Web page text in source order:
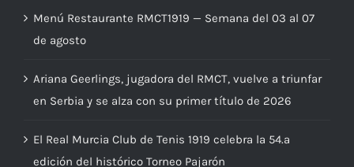
Menú Restaurante RMCT1919 — Semana del 03 al 07
de agosto
Ariana Geerlings, jugadora del RMCT, vuelve a triunfar
en Serbia y se alza con su primer título de 2026
El Real Murcia Club de Tenis 1919 celebra la 54.ª
edición del histórico Torneo Pajarón